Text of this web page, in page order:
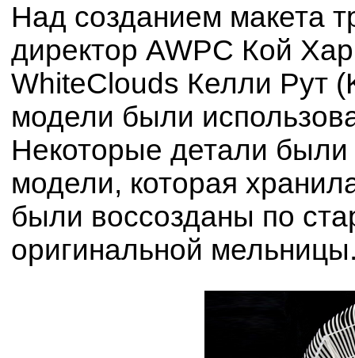
Над созданием макета
директор AWPC Кой
WhiteClouds Келли Рут
модели были
Некоторые детали
модели, которая
были воссозданы по
оригинальной